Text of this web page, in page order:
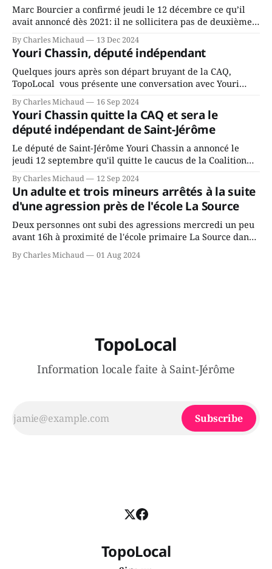
Marc Bourcier a confirmé jeudi le 12 décembre ce qu’il
avait annoncé dès 2021: il ne sollicitera pas de deuxième
mandat à titre de maire de Saint-Jérôme. Bourcier en a
fait l’annonce en s’adressant aux employés de la ville,
rassemblés en soirée pour leur traditionnel souper
By Charles Michaud 13 Dec 2024
Youri Chassin, député indépendant
Quelques jours après son départ bruyant de la CAQ,
TopoLocal vous présente une conversation avec Youri
Chassin. Nous avons causé de sa décision. Y songeait-il
depuis longtemps? Sera-t-il candidat indépendant dans 2
ans? Joindrait-il un autre parti, par exemple les
conservateurs d’Éric Duhaime? Que lui
By Charles Michaud 16 Sep 2024
Youri Chassin quitte la CAQ et sera le
député indépendant de Saint-Jérôme
Le député de Saint-Jérôme Youri Chassin a annoncé le
jeudi 12 septembre qu'il quitte le caucus de la Coalition
Avenir Québec de François Legault parce qu'il est déçu du
gouvernement de la CAQ, surtout de son incapacité, qu'il
juge chronique, à offrir des
By Charles Michaud 12 Sep 2024
Un adulte et trois mineurs arrêtés à la suite
d'une agression près de l'école La Source
Deux personnes ont subi des agressions mercredi un peu
avant 16h à proximité de l'école primaire La Source dans
le secteur Bellefeuille de Saint-Jérôme. L'une de deux
victimes aurait été écrasée sous un véhicule et aspergée
By Charles Michaud 01 Aug 2024
TopoLocal
Information locale faite à Saint-Jérôme
Subscribe
TopoLocal